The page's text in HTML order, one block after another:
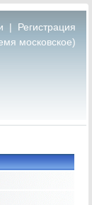
|
Регистрация
московское)